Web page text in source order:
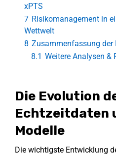
xPTS
7 Risikomanagement in
Wettwelt
8 Zusammenfassung der
8.1 Weitere Analysen &
Die Evolution
Echtzeitdaten
Modelle
Die wichtigste Entwicklung